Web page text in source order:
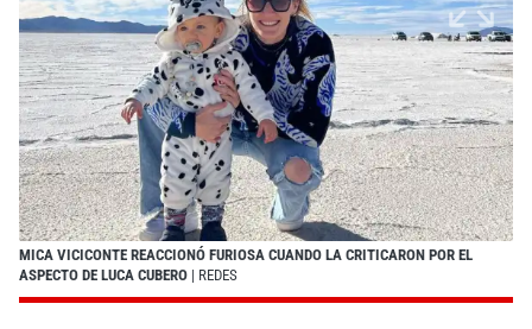
MICA VICICONTE REACCIONÓ FURIOSA CUANDO LA CRITICARON POR EL
ASPECTO DE LUCA CUBERO | REDES